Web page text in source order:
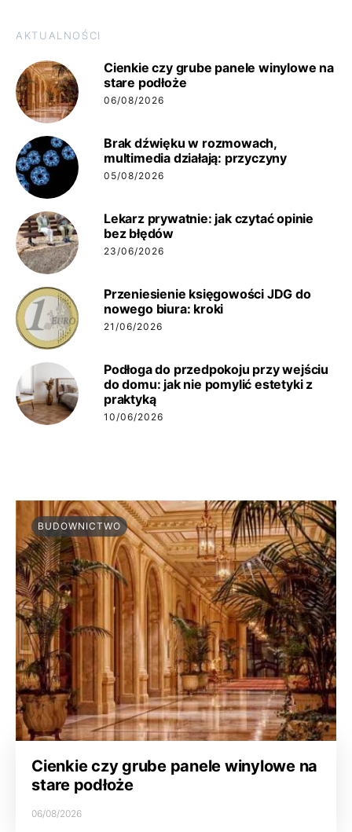
AKTUALNOŚCI
Cienkie czy grube panele winylowe na
stare podłoże
06/08/2026
Brak dźwięku w rozmowach,
multimedia działają: przyczyny
05/08/2026
Lekarz prywatnie: jak czytać opinie
bez błędów
23/06/2026
Przeniesienie księgowości JDG do
nowego biura: kroki
21/06/2026
Podłoga do przedpokoju przy wejściu
do domu: jak nie pomylić estetyki z
praktyką
10/06/2026
BUDOWNICTWO
Cienkie czy grube panele winylowe na
stare podłoże
06/08/2026